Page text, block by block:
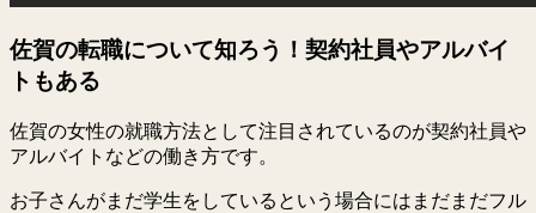
佐賀の転職について知ろう！契約社員やアルバイ
トもある
佐賀の女性の就職方法として注目されているのが契約社員や
アルバイトなどの働き方です。
お子さんがまだ学生をしているという場合にはまだまだフル